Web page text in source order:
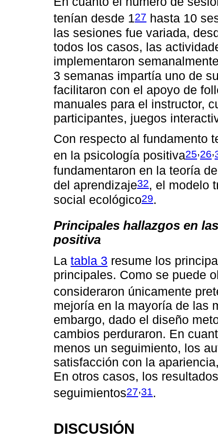
tenían desde 127 hasta 10
las sesiones fue variada,
todos los casos, las
implementaron
3 semanas impartía uno de
facilitaron con el apoyo de
manuales para el instructor,
participantes, juegos
Con respecto al fundamento
en la psicología positiva25,26,
fundamentaron en la teoría
del aprendizaje32, el modelo
social ecológico29.
Principales hallazgos en
positiva
La tabla 3 resume los
principales. Como se puede
consideraron únicamente
mejoría en la mayoría de las
embargo, dado el diseño
cambios perduraron. En
menos un seguimiento, los
satisfacción con la
En otros casos, los
seguimientos27,31 .
DISCUSIÓN